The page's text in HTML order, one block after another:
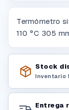
Termómetro
110 °C 305
Stock
Inventario
Entrega